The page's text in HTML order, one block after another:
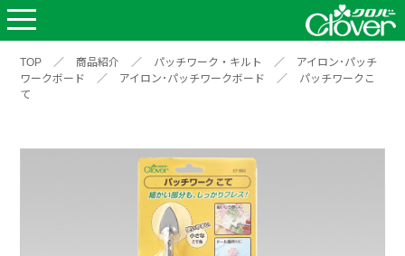
TOP ／ 商品紹介 ／ パッチワーク・キルト ／
アイロン･パッチ
ワークボード
／ アイロン･パッチワークボード ／
パッチワークこ
て